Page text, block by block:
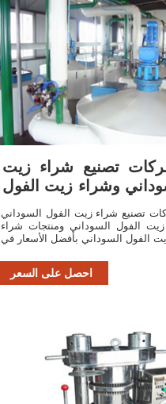
تصنيع شراء زيت
وشراء زيت الفول
السوداني في ...
تصنيع شراء زيت الفول السوداني
الفول السوداني ومنتجات شراء
احصل على السعر